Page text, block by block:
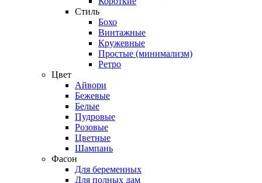
Стиль
Бохо
Винтажные
Кружевные
Простые (минимализм)
Ретро
Цвет
Айвори
Бежевые
Белые
Пудровые
Розовые
Цветные
Шампань
Фасон
Для беременных
Для полных дам